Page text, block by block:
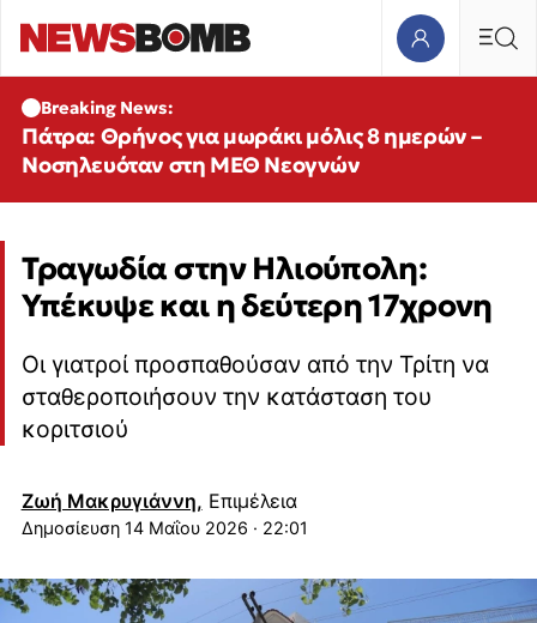
Breaking News:
Πάτρα: Θρήνος για μωράκι μόλις 8 ημερών –
Νοσηλευόταν στη ΜΕΘ Νεογνών
Τραγωδία στην Ηλιούπολη:
Υπέκυψε και η δεύτερη 17χρονη
Οι γιατροί προσπαθούσαν από την Τρίτη να
σταθεροποιήσουν την κατάσταση του
κοριτσιού
Ζωή Μακρυγιάννη, Επιμέλεια
14 Μαΐου 2026 · 22:01